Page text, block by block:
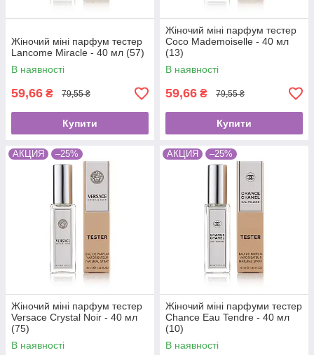
Жіночий міні парфум тестер
Lancome Miracle - 40 мл (57)
В наявності
59,66 ₴ 79,55 ₴
Купити
Жіночий міні парфум тестер
Coco Mademoiselle - 40 мл
(13)
В наявності
59,66 ₴ 79,55 ₴
Купити
АКЦИЯ –25%
Жіночий міні парфум тестер
Versace Crystal Noir - 40 мл
(75)
В наявності
АКЦИЯ –25%
Жіночий міні парфуми тестер
Chance Eau Tendre - 40 мл
(10)
В наявності